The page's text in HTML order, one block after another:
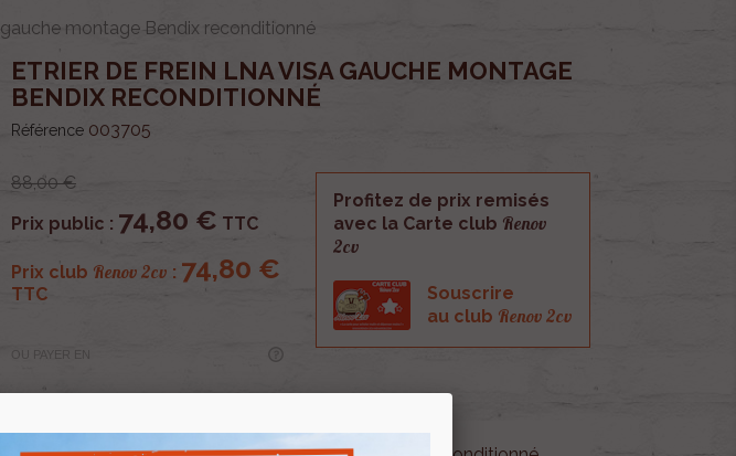
montage Bendix reconditionné
ETRIER DE FREIN LNA VISA GAUCHE MONTAGE
BENDIX RECONDITIONNÉ
Référence 003705
88,00 €
Prix public : 74,80 € TTC
Prix club Renov 2cv : 74,80 €
TTC
OU PAYER EN
Profitez de prix remisés
avec la Carte club Renov
2cv
Souscrire
au club Renov 2cv